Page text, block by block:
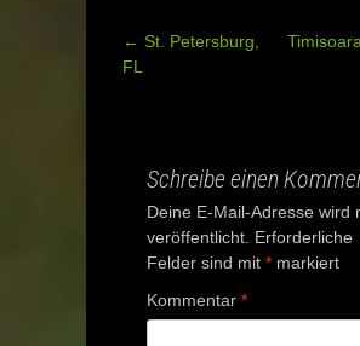
Post
← St. Petersburg,
FL
Schreibe einen
Deine E-Mail-Adresse wird
veröffentlicht. Erforderliche
Felder sind mit * markiert
Kommentar *